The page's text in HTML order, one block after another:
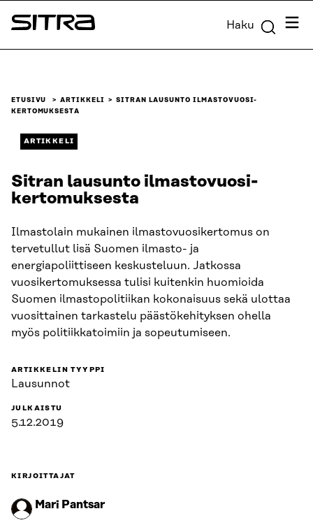
Siirry
suoraan
Sitra Haku
ETUSIVU ARTIKKELI
SITRAN LAUSUNTO ILMASTOVUOSI­
KERTOMUKSESTA
ARTIKKELI
Sitran lausunto ilmastovuosi­
kertomuksesta
Ilmastolain mukainen ilmastovuosikertomus on
tervetullut lisä Suomen ilmasto- ja
energiapoliittiseen keskusteluun. Jatkossa
vuosikertomuksessa tulisi kuitenkin huomioida
Suomen ilmastopolitiikan kokonaisuus sekä ulottaa
vuosittainen tarkastelu päästökehityksen ohella
myös politiikkatoimiin ja sopeutumiseen.
ARTIKKELIN TYYPPI
Lausunnot
JULKAISTU
5.12.2019
KIRJOITTAJAT
Mari Pantsar